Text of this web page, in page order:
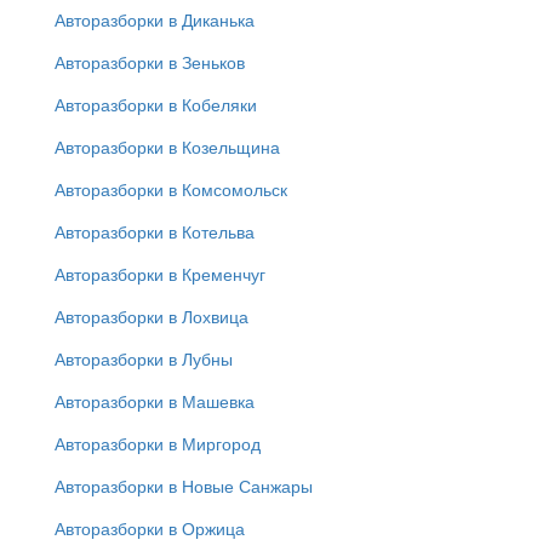
Авторазборки в Диканька
Авторазборки в Зеньков
Авторазборки в Кобеляки
Авторазборки в Козельщина
Авторазборки в Комсомольск
Авторазборки в Котельва
Авторазборки в Кременчуг
Авторазборки в Лохвица
Авторазборки в Лубны
Авторазборки в Машевка
Авторазборки в Миргород
Авторазборки в Новые Санжары
Авторазборки в Оржица